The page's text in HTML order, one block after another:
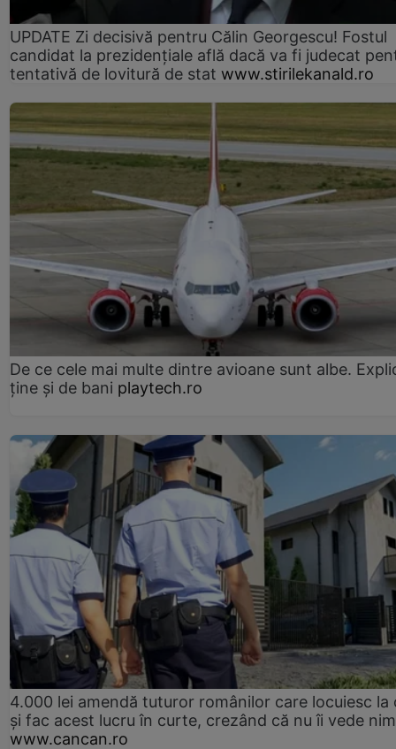
UPDATE Zi decisivă pentru Călin Georgescu! Fostul
candidat la prezidențiale află dacă va fi judecat
tentativă de lovitură de stat www.stirilekanald.ro
De ce cele mai multe dintre avioane sunt albe.
ține și de bani playtech.ro
4.000 lei amendă tuturor românilor care locuiesc la
și fac acest lucru în curte, crezând că nu îi vede
www.cancan.ro